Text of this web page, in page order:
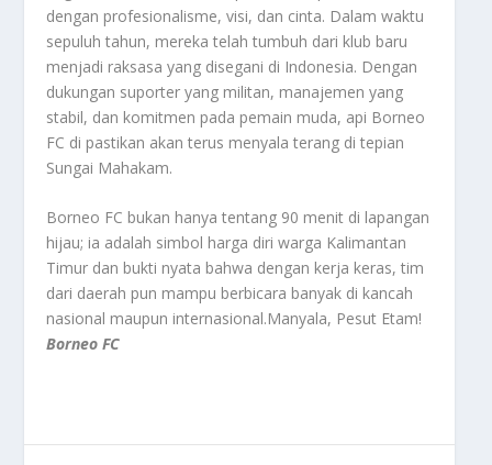
dengan profesionalisme, visi, dan cinta. Dalam waktu
sepuluh tahun, mereka telah tumbuh dari klub baru
menjadi raksasa yang disegani di Indonesia. Dengan
dukungan suporter yang militan, manajemen yang
stabil, dan komitmen pada pemain muda, api Borneo
FC di pastikan akan terus menyala terang di tepian
Sungai Mahakam.
Borneo FC bukan hanya tentang 90 menit di lapangan
hijau; ia adalah simbol harga diri warga Kalimantan
Timur dan bukti nyata bahwa dengan kerja keras, tim
dari daerah pun mampu berbicara banyak di kancah
nasional maupun internasional.Manyala, Pesut Etam!
Borneo FC